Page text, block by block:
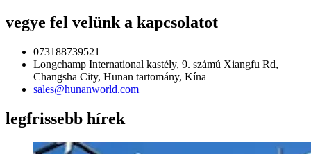
vegye fel velünk a kapcsolatot
073188739521
Longchamp International kastély, 9. számú Xiangfu Rd,
Changsha City, Hunan tartomány, Kína
sales@hunanworld.com
legfrissebb hírek